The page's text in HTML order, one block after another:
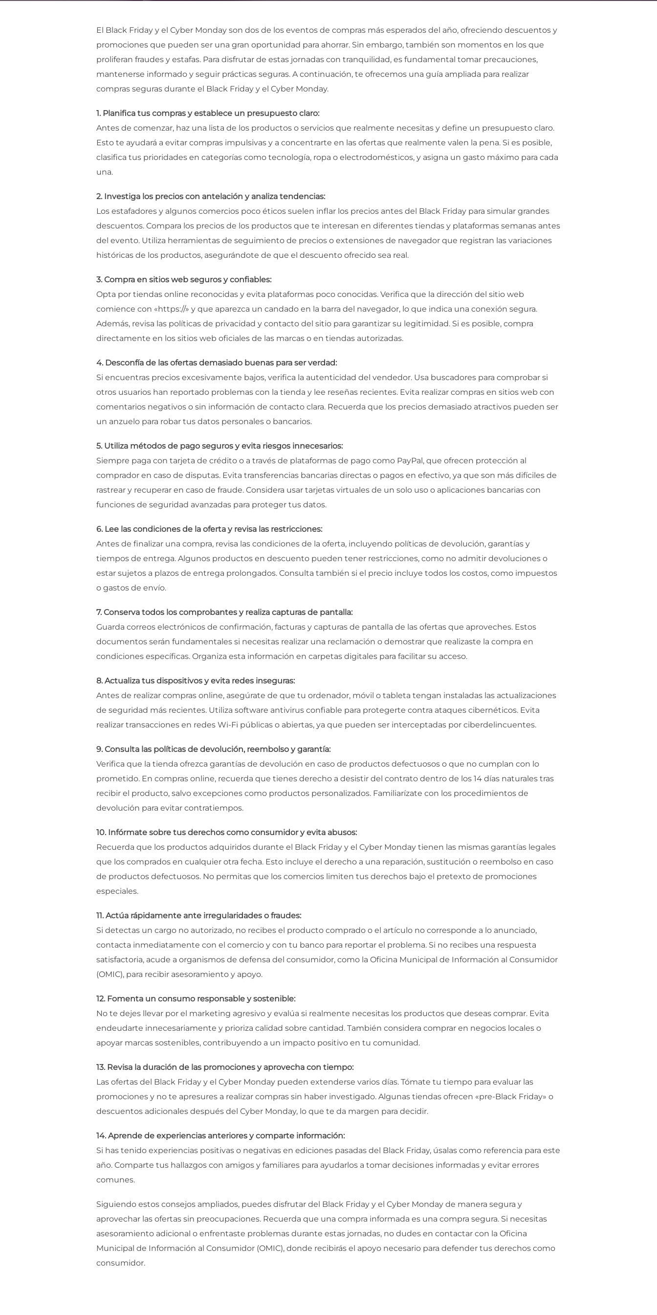
El Black Friday y el Cyber Monday son dos de los eventos de compras más esperados del año, ofreciendo descuentos y
promociones que pueden ser una gran oportunidad para ahorrar. Sin embargo, también son momentos en los que
proliferan fraudes y estafas. Para disfrutar de estas jornadas con tranquilidad, es fundamental tomar precauciones,
mantenerse informado y seguir prácticas seguras. A continuación, te ofrecemos una guía ampliada para realizar
compras seguras durante el Black Friday y el Cyber Monday.
1. Planifica tus compras y establece un presupuesto claro:
Antes de comenzar, haz una lista de los productos o servicios que realmente necesitas y define un presupuesto claro.
Esto te ayudará a evitar compras impulsivas y a concentrarte en las ofertas que realmente valen la pena. Si es posible,
clasifica tus prioridades en categorías como tecnología, ropa o electrodomésticos, y asigna un gasto máximo para cada
una.
2. Investiga los precios con antelación y analiza tendencias:
Los estafadores y algunos comercios poco éticos suelen inflar los precios antes del Black Friday para simular grandes
descuentos. Compara los precios de los productos que te interesan en diferentes tiendas y plataformas semanas antes
del evento. Utiliza herramientas de seguimiento de precios o extensiones de navegador que registran las variaciones
históricas de los productos, asegurándote de que el descuento ofrecido sea real.
3. Compra en sitios web seguros y confiables:
Opta por tiendas online reconocidas y evita plataformas poco conocidas. Verifica que la dirección del sitio web
comience con «https://» y que aparezca un candado en la barra del navegador, lo que indica una conexión segura.
Además, revisa las políticas de privacidad y contacto del sitio para garantizar su legitimidad. Si es posible, compra
directamente en los sitios web oficiales de las marcas o en tiendas autorizadas.
4. Desconfía de las ofertas demasiado buenas para ser verdad:
Si encuentras precios excesivamente bajos, verifica la autenticidad del vendedor. Usa buscadores para comprobar si
otros usuarios han reportado problemas con la tienda y lee reseñas recientes. Evita realizar compras en sitios web con
comentarios negativos o sin información de contacto clara. Recuerda que los precios demasiado atractivos pueden ser
un anzuelo para robar tus datos personales o bancarios.
5. Utiliza métodos de pago seguros y evita riesgos innecesarios:
Siempre paga con tarjeta de crédito o a través de plataformas de pago como PayPal, que ofrecen protección al
comprador en caso de disputas. Evita transferencias bancarias directas o pagos en efectivo, ya que son más difíciles de
rastrear y recuperar en caso de fraude. Considera usar tarjetas virtuales de un solo uso o aplicaciones bancarias con
funciones de seguridad avanzadas para proteger tus datos.
6. Lee las condiciones de la oferta y revisa las restricciones:
Antes de finalizar una compra, revisa las condiciones de la oferta, incluyendo políticas de devolución, garantías y
tiempos de entrega. Algunos productos en descuento pueden tener restricciones, como no admitir devoluciones o
estar sujetos a plazos de entrega prolongados. Consulta también si el precio incluye todos los costos, como impuestos
o gastos de envío.
7. Conserva todos los comprobantes y realiza capturas de pantalla:
Guarda correos electrónicos de confirmación, facturas y capturas de pantalla de las ofertas que aproveches. Estos
documentos serán fundamentales si necesitas realizar una reclamación o demostrar que realizaste la compra en
condiciones específicas. Organiza esta información en carpetas digitales para facilitar su acceso.
8. Actualiza tus dispositivos y evita redes inseguras:
Antes de realizar compras online, asegúrate de que tu ordenador, móvil o tableta tengan instaladas las actualizaciones
de seguridad más recientes. Utiliza software antivirus confiable para protegerte contra ataques cibernéticos. Evita
realizar transacciones en redes Wi-Fi públicas o abiertas, ya que pueden ser interceptadas por ciberdelincuentes.
9. Consulta las políticas de devolución, reembolso y garantía:
Verifica que la tienda ofrezca garantías de devolución en caso de productos defectuosos o que no cumplan con lo
prometido. En compras online, recuerda que tienes derecho a desistir del contrato dentro de los 14 días naturales tras
recibir el producto, salvo excepciones como productos personalizados. Familiarízate con los procedimientos de
devolución para evitar contratiempos.
10. Infórmate sobre tus derechos como consumidor y evita abusos:
Recuerda que los productos adquiridos durante el Black Friday y el Cyber Monday tienen las mismas garantías legales
que los comprados en cualquier otra fecha. Esto incluye el derecho a una reparación, sustitución o reembolso en caso
de productos defectuosos. No permitas que los comercios limiten tus derechos bajo el pretexto de promociones
especiales.
11. Actúa rápidamente ante irregularidades o fraudes:
Si detectas un cargo no autorizado, no recibes el producto comprado o el artículo no corresponde a lo anunciado,
contacta inmediatamente con el comercio y con tu banco para reportar el problema. Si no recibes una respuesta
satisfactoria, acude a organismos de defensa del consumidor, como la Oficina Municipal de Información al Consumidor
(OMIC), para recibir asesoramiento y apoyo.
12. Fomenta un consumo responsable y sostenible:
No te dejes llevar por el marketing agresivo y evalúa si realmente necesitas los productos que deseas comprar. Evita
endeudarte innecesariamente y prioriza calidad sobre cantidad. También considera comprar en negocios locales o
apoyar marcas sostenibles, contribuyendo a un impacto positivo en tu comunidad.
13. Revisa la duración de las promociones y aprovecha con tiempo:
Las ofertas del Black Friday y el Cyber Monday pueden extenderse varios días. Tómate tu tiempo para evaluar las
promociones y no te apresures a realizar compras sin haber investigado. Algunas tiendas ofrecen «pre-Black Friday» o
descuentos adicionales después del Cyber Monday, lo que te da margen para decidir.
14. Aprende de experiencias anteriores y comparte información:
Si has tenido experiencias positivas o negativas en ediciones pasadas del Black Friday, úsalas como referencia para este
año. Comparte tus hallazgos con amigos y familiares para ayudarlos a tomar decisiones informadas y evitar errores
comunes.
Siguiendo estos consejos ampliados, puedes disfrutar del Black Friday y el Cyber Monday de manera segura y
aprovechar las ofertas sin preocupaciones. Recuerda que una compra informada es una compra segura. Si necesitas
asesoramiento adicional o enfrentaste problemas durante estas jornadas, no dudes en contactar con la Oficina
Municipal de Información al Consumidor (OMIC), donde recibirás el apoyo necesario para defender tus derechos como
consumidor.